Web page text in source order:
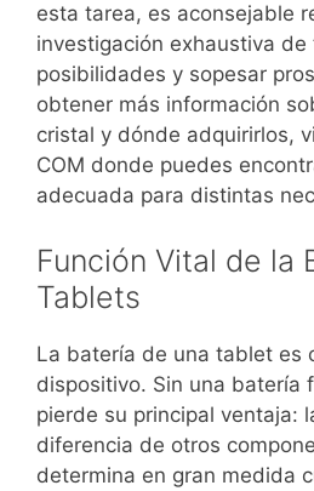
esta tarea, es aconsejable
investigación exhaustiva de
posibilidades y sopesar
obtener más información
cristal y dónde adquirirlos,
COM donde puedes
adecuada para distintas
Función Vital de la
Tablets
La batería de una tablet es
dispositivo. Sin una batería
pierde su principal ventaja:
diferencia de otros
determina en gran medida